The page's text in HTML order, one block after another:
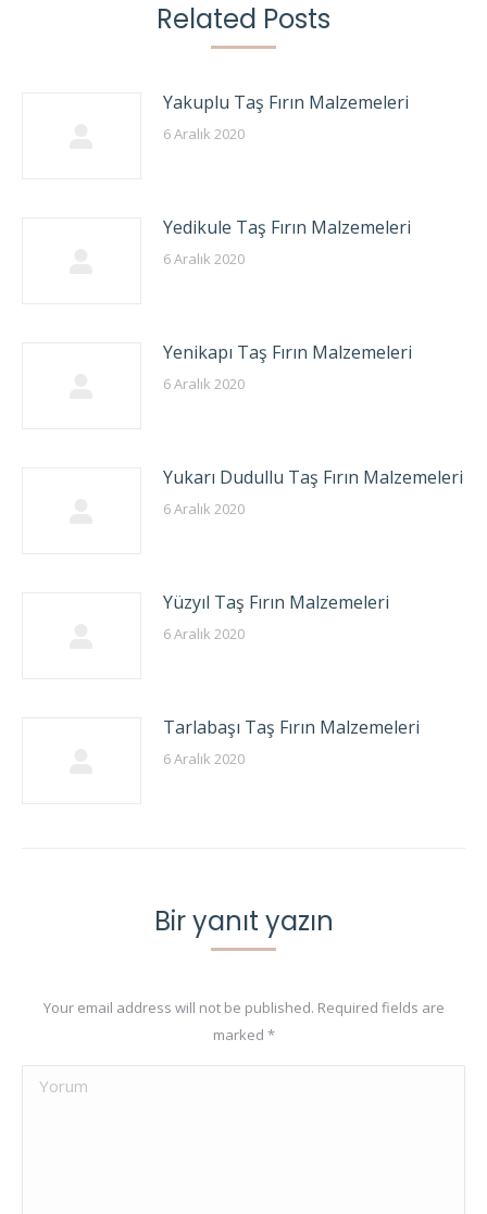
Related Posts
Yakuplu Taş Fırın Malzemeleri
6 Aralık 2020
Yedikule Taş Fırın Malzemeleri
6 Aralık 2020
Yenikapı Taş Fırın Malzemeleri
6 Aralık 2020
Yukarı Dudullu Taş Fırın Malzemeleri
6 Aralık 2020
Yüzyıl Taş Fırın Malzemeleri
6 Aralık 2020
Tarlabaşı Taş Fırın Malzemeleri
6 Aralık 2020
Bir yanıt yazın
Your email address will not be published. Required fields are
marked *
Yorum